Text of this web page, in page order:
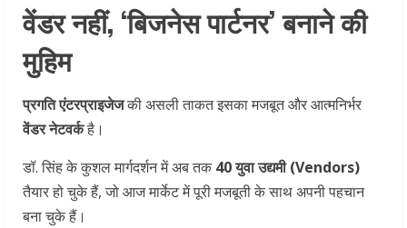
वेंडर नहीं, ‘बिजनेस पार्टनर’ बनाने की
मुहिम
प्रगति एंटरप्राइजेजकी असली ताकत इसका मजबूत और आत्मनिर्भर
वेंडर नेटवर्कहै।
डॉ. सिंह के कुशल मार्गदर्शन में अब तक 40 युवा उद्यमी (Vendors)
तैयार हो चुके हैं, जो आज मार्केट में पूरी मजबूती के साथ अपनी पहचान
बना चुके हैं।